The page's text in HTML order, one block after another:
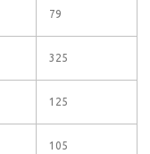
79
325
125
105